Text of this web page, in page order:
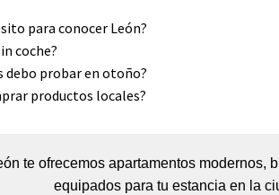
para conocer León?
coche?
debo probar en otoño?
productos locales?
te ofrecemos apartamentos modernos,
equipados para tu estancia en la